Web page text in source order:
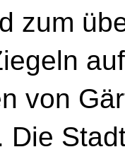
zum
von
Die